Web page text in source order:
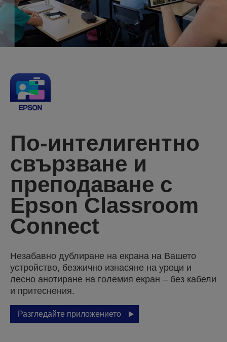
По-интелигентно
свързване и
преподаване с
Epson Classroom
Connect
Незабавно дублиране на екрана на Вашето
устройство, безжично изнасяне на уроци и
лесно анотиране на големия екран – без кабели
и притеснения.
Разгледайте приложението